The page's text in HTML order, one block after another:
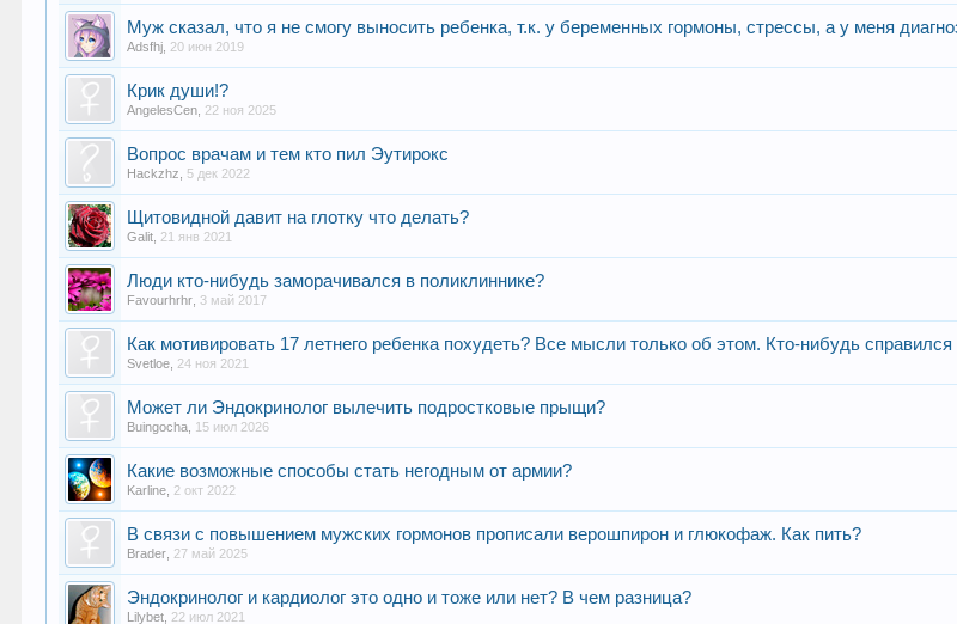
Муж сказал, что я не смогу выносить ребенка, т.к. у беременных гормоны, стрессы, а у меня
Adsfhj 20 июн 2019
Крик души!?
AngelesCen 22 ноя 2025
Вопрос врачам и тем кто пил Эутирокс
Hackzhz 5 дек 2022
Щитовидной давит на глотку что делать?
Galit 21 янв 2021
Люди кто-нибудь заморачивался в поликлиннике?
Favourhrhr 3 май 2017
Как мотивировать 17 летнего ребенка похудеть? Все мысли только об этом. Кто-нибудь справился
Svetloe 24 ноя 2021
Может ли Эндокринолог вылечить подростковые прыщи?
Buingocha 15 июл 2026
Какие возможные способы стать негодным от армии?
Karline 2 окт 2022
В связи с повышением мужских гормонов прописали верошпирон и глюкофаж. Как пить?
Brader 27 май 2025
Эндокринолог и кардиолог это одно и тоже или нет? В чем разница?
Lilybet 22 июл 2021